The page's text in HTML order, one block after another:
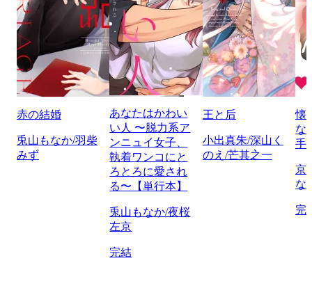
赤の結婚
兎山もなか/羽柴
みず
あなたはかわい
い人 〜脱力系ア
ンニュイ女子、
執着ワンコにと
ろとろに愛され
る〜【単行本】
兎山もなか/夜桜
左京
完結
王と后
小出真朱/深山く
のえ/芒其之一
懐
な
手
京
な
完